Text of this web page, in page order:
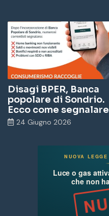
Disagi BPER, Banca
popolare di Sondrio.
Ecco come segnalare
24 Giugno 2026